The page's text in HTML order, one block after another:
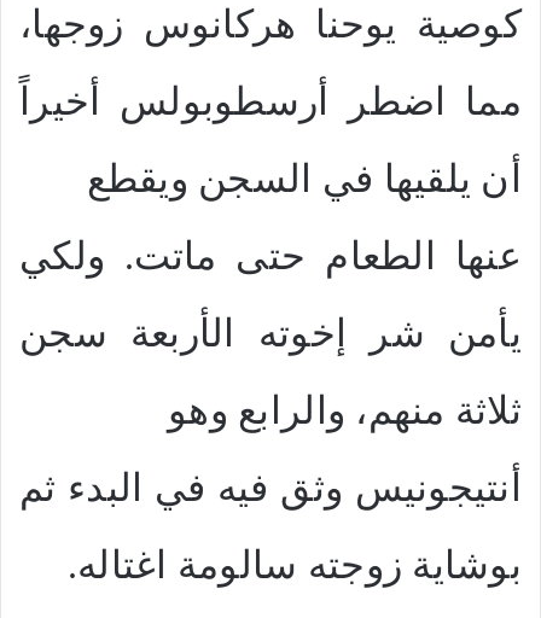
كوصية يوحنا هركانوس زوجها،
مما اضطر أرسطوبولس أخيراً
أن يلقيها في السجن ويقطع
عنها الطعام حتى ماتت. ولكي
يأمن شر إخوته الأربعة سجن
ثلاثة منهم، والرابع وهو
أنتيجونيس وثق فيه في البدء ثم
بوشاية زوجته سالومة اغتاله.